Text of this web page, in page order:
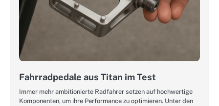
Fahrradpedale aus Titan im Test
Immer mehr ambitionierte Radfahrer setzen auf hochwertige
Komponenten, um ihre Performance zu optimieren. Unter den